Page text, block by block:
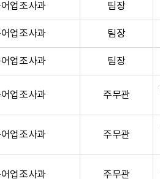
업조사과 팀장
업조사과 팀장
업조사과 팀장
업조사과 주무관
업조사과 주무관
업조사과 주무관